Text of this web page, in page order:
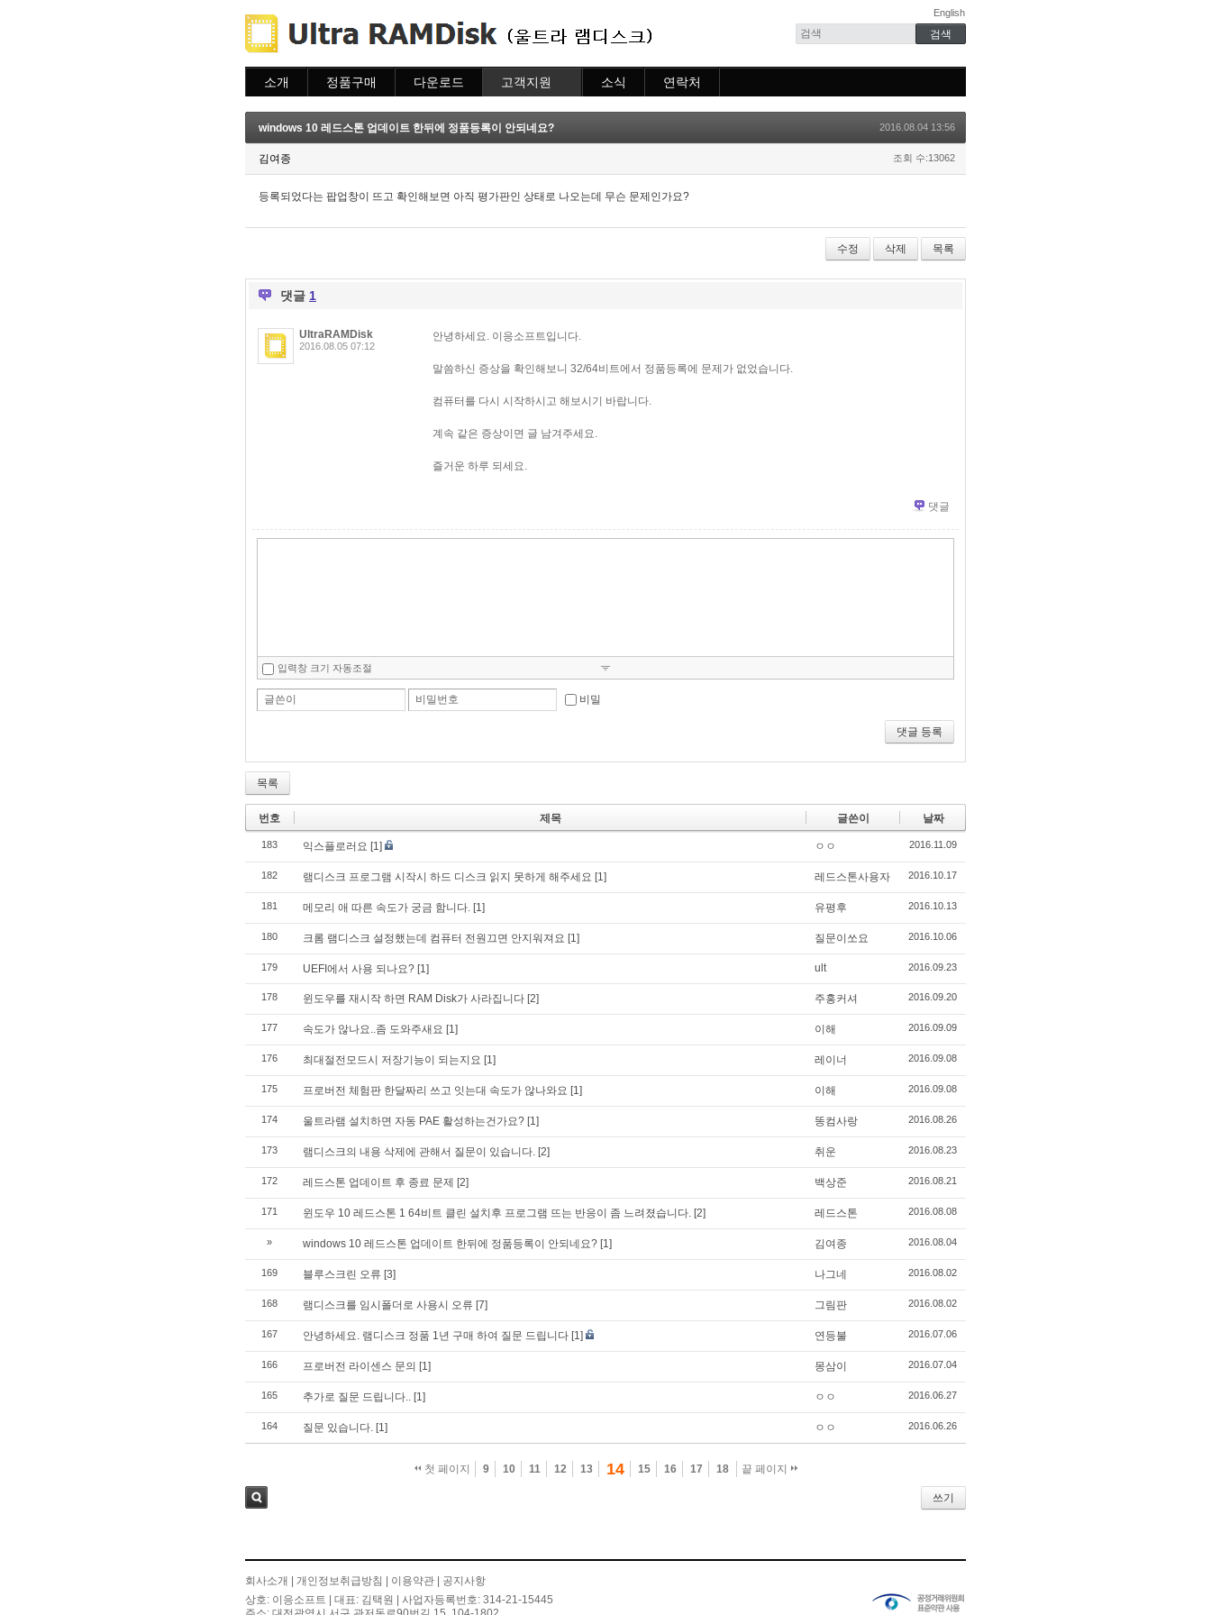
English
소개 정품구매
주문조회
이용안내
다운로드 고객지원
자주묻는질문
질문하기
소식 연락처
windows 10 레드스톤 업데이트 한뒤에 정품등록이 안되네요?
2016.08.04 13:56
김여종 조회 수:13062
등록되었다는 팝업창이 뜨고 확인해보면 아직 평가판인 상태로 나오는데 무슨 문제인가요?
수정 삭제 목록
댓글 1
UltraRAMDisk
2016.08.05 07:12
안녕하세요. 이응소프트입니다.
말씀하신 증상을 확인해보니 32/64비트에서 정품등록에 문제가 없었습니다.
컴퓨터를 다시 시작하시고 해보시기 바랍니다.
계속 같은 증상이면 글 남겨주세요.
즐거운 하루 되세요.
댓글
뛰
입력창 크기 자동조절
글쓴이 비밀번호 비밀
댓글 등록
목록
번호 제목 글쓴이 날짜
183 익스플로러요 [1] ㅇㅇ 2016.11.09
182 램디스크 프로그램 시작시 하드 디스크 읽지 못하게 해주세요 [1] 레드스톤사용자 2016.10.17
181 메모리 애 따른 속도가 궁금 함니다. [1] 유평후 2016.10.13
180 크롬 램디스크 설정했는데 컴퓨터 전원끄면 안지워져요 [1] 질문이쏘요 2016.10.06
179 UEFI에서 사용 되나요? [1] ult 2016.09.23
178 윈도우를 재시작 하면 RAM Disk가 사라집니다 [2] 주홍커셔 2016.09.20
177 속도가 않나요..좀 도와주새요 [1] 이해 2016.09.09
176 최대절전모드시 저장기능이 되는지요 [1] 레이너 2016.09.08
175 프로버전 체험판 한달짜리 쓰고 잇는대 속도가 않나와요 [1] 이해 2016.09.08
174 울트라램 설치하면 자동 PAE 활성하는건가요? [1] 똥컴사랑 2016.08.26
173 램디스크의 내용 삭제에 관해서 질문이 있습니다. [2] 취운 2016.08.23
172 레드스톤 업데이트 후 종료 문제 [2] 백상준 2016.08.21
171 윈도우 10 레드스톤 1 64비트 클린 설치후 프로그램 뜨는 반응이 좀 느려졌습니다. [2] 레드스톤 2016.08.08
» windows 10 레드스톤 업데이트 한뒤에 정품등록이 안되네요? [1] 김여종 2016.08.04
169 블루스크린 오류 [3] 나그네 2016.08.02
168 램디스크를 임시폴더로 사용시 오류 [7] 그림판 2016.08.02
167 안녕하세요. 램디스크 정품 1년 구매 하여 질문 드립니다 [1] 연등불 2016.07.06
166 프로버전 라이센스 문의 [1] 몽삼이 2016.07.04
165 추가로 질문 드립니다.. [1] ㅇㅇ 2016.06.27
164 질문 있습니다. [1] ㅇㅇ 2016.06.26
첫 페이지 9 10 11 12 13 14 15 16 17 18 끝 페이지
쓰기
회사소개 개인정보취급방침 이용약관
공지사항
상호: 이응소프트 | 대표: 김택원 | 사업자등록번호: 314-21-15445